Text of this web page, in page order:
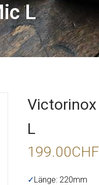
L
L
199.00CHF
✓Länge: 220mm